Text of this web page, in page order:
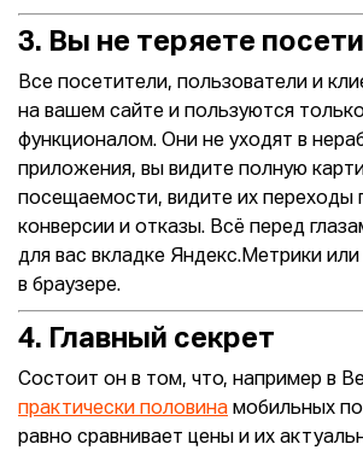
3. Вы не теряете
Все посетители, пользователи и
на вашем сайте и пользуются
функционалом. Они не уходят в
приложения, вы видите полную
посещаемости, видите их переходы
конверсии и отказы. Всё перед
для вас вкладке Яндекс.Метрики
в браузере.
4. Главный секрет
Состоит он в том, что, например в
практически половина мобильных
равно сравнивает цены и их